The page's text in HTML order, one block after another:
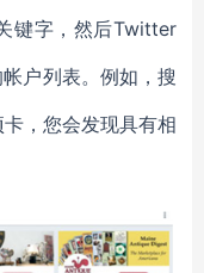
键字，然后Twitter
户列表。例如，搜
卡，您会发现具有相